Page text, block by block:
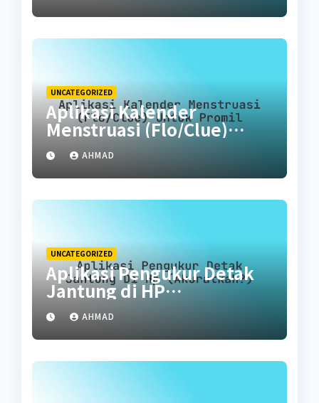
UNCATEGORIZED
Aplikasi Kalender
Menstruasi (Flo/Clue)
untuk Promil
AHMAD
UNCATEGORIZED
Aplikasi Pengukur Detak
Jantung di HP
(Akuratkah?)
AHMAD